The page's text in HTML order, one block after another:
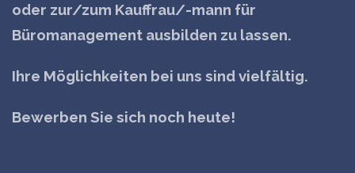
oder zur/zum Kauffrau/-mann für
Büromanagement ausbilden zu lassen.
Ihre Möglichkeiten bei uns sind vielfältig.
Bewerben Sie sich noch heute!